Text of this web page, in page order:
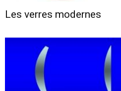
Les verres modernes